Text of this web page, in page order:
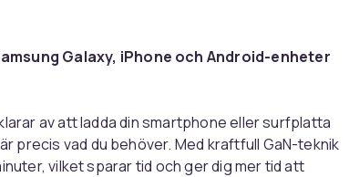
Galaxy, iPhone och Android-enheter
av att ladda din smartphone eller surfplatta
precis vad du behöver. Med kraftfull GaN-teknik
vilket sparar tid och ger dig mer tid att